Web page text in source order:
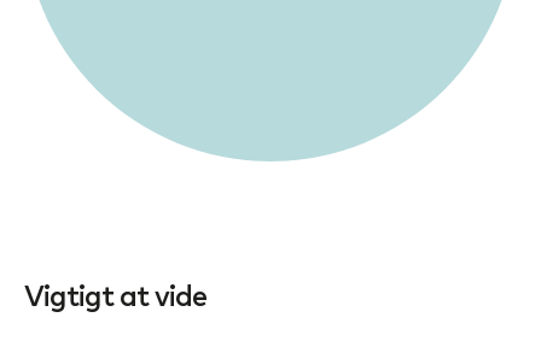
Vigtigt at vide